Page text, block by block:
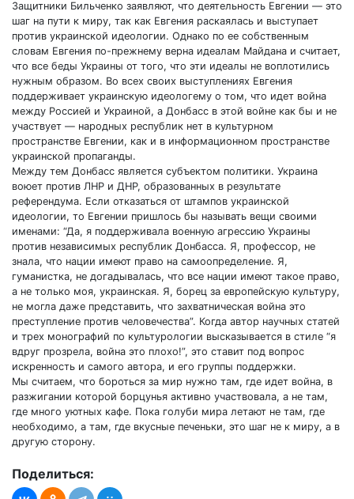
Защитники Бильченко заявляют, что деятельность Евгении — это
шаг на пути к миру, так как Евгения раскаялась и выступает
против украинской идеологии. Однако по ее собственным
словам Евгения по-прежнему верна идеалам Майдана и считает,
что все беды Украины от того, что эти идеалы не воплотились
нужным образом. Во всех своих выступлениях Евгения
поддерживает украинскую идеологему о том, что идет война
между Россией и Украиной, а Донбасс в этой войне как бы и не
участвует — народных республик нет в культурном
пространстве Евгении, как и в информационном пространстве
украинской пропаганды.
Между тем Донбасс является субъектом политики. Украина
воюет против ЛНР и ДНР, образованных в результате
референдума. Если отказаться от штампов украинской
идеологии, то Евгении пришлось бы называть вещи своими
именами: “Да, я поддерживала военную агрессию Украины
против независимых республик Донбасса. Я, профессор, не
знала, что нации имеют право на самоопределение. Я,
гуманистка, не догадывалась, что все нации имеют такое право,
а не только моя, украинская. Я, борец за европейскую культуру,
не могла даже представить, что захватническая война это
преступление против человечества”. Когда автор научных статей
и трех монографий по культурологии высказывается в стиле “я
вдруг прозрела, война это плохо!”, это ставит под вопрос
искренность и самого автора, и его группы поддержки.
Мы считаем, что бороться за мир нужно там, где идет война, в
разжигании которой борцунья активно участвовала, а не там,
где много уютных кафе. Пока голуби мира летают не там, где
необходимо, а там, где вкусные печеньки, это шаг не к миру, а в
другую сторону.
Поделиться: